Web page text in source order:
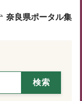
奈良県ポータル集